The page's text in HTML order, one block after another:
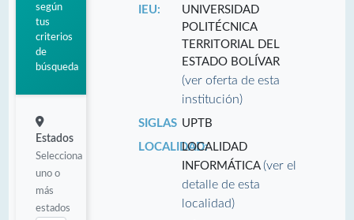
según
tus
criterios
de
búsqueda
Estados
Selecciona
uno o
más
estados
IEU:
UNIVERSIDAD
POLITÉCNICA
TERRITORIAL DEL
ESTADO BOLÍVAR
(ver oferta de esta
institución)
SIGLAS UPTB
LOCALIDAD:LOCALIDAD
INFORMÁTICA(ver el
detalle de esta
localidad)